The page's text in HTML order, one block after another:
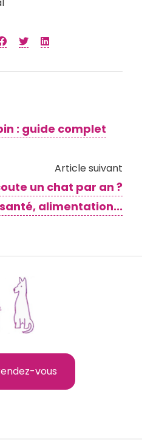
: guide complet
Article suivant
un chat par an ?
alimentation...
vous